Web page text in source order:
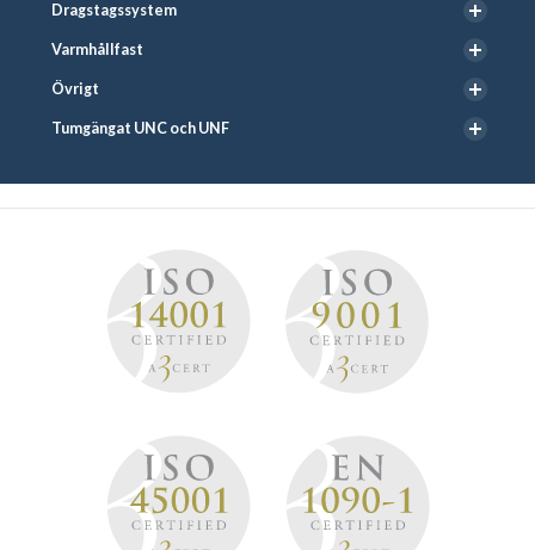
Dragstagssystem
Varmhållfast
Övrigt
Tumgängat UNC och UNF